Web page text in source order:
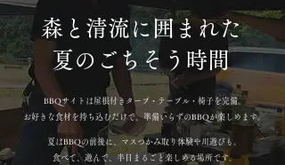
森と清流に囲まれた
夏のごちそう時間
BBQサイトは屋根付きタープ・テーブル・椅子を完備。
お好きな食材を持ち込むだけで、準備いらずのBBQが楽しめます。
夏はBBQの前後に、マスつかみ取り体験や川遊びも。
食べて、遊んで、半日まるごと楽しめる場所です。